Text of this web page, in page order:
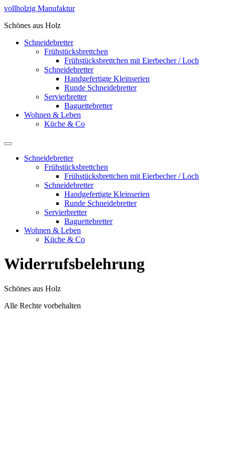
Zum
springen
vollholzig Manufaktur
Schönes aus Holz
Schneidebretter
Frühstücksbrettchen
Frühstücksbrettchen mit Eierbecher / Loch
Schneidebretter
Handgefertigte Kleinserien
Runde Schneidebretter
Servierbretter
Baguettebretter
Wohnen & Leben
Küche & Co
Schneidebretter
Frühstücksbrettchen
Frühstücksbrettchen mit Eierbecher / Loch
Schneidebretter
Handgefertigte Kleinserien
Runde Schneidebretter
Servierbretter
Baguettebretter
Wohnen & Leben
Küche & Co
Widerrufsbelehrung
Schönes aus Holz
Alle Rechte vorbehalten